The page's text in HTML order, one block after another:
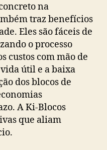
na
traz benefícios
Eles são fáceis de
o processo
custos com mão de
útil e a baixa
dos blocos de
A Ki-Blocos
que aliam